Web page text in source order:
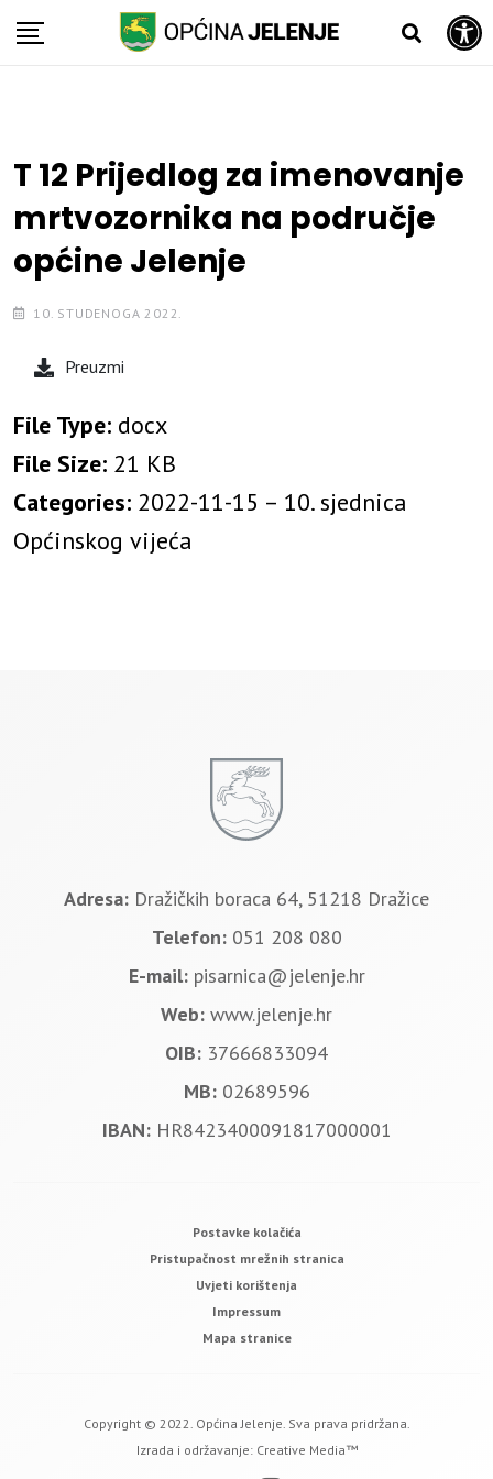
Open toolbar
Skip
T 12 Prijedlog za imenovanje
mrtvozornika na područje
općine Jelenje
10. STUDENOGA 2022.
Preuzmi
File Type: docx
File Size: 21 KB
Categories: 2022-11-15 – 10. sjednica
Općinskog vijeća
Adresa: Dražičkih boraca 64, 51218 Dražice
Telefon: 051 208 080
E-mail: pisarnica@jelenje.hr
Web: www.jelenje.hr
OIB: 37666833094
MB: 02689596
IBAN: HR8423400091817000001
Postavke kolačića
Pristupačnost mrežnih stranica
Uvjeti korištenja
Impressum
Mapa stranice
Copyright © 2022. Općina Jelenje. Sva prava pridržana.
Izrada i održavanje: Creative Media™